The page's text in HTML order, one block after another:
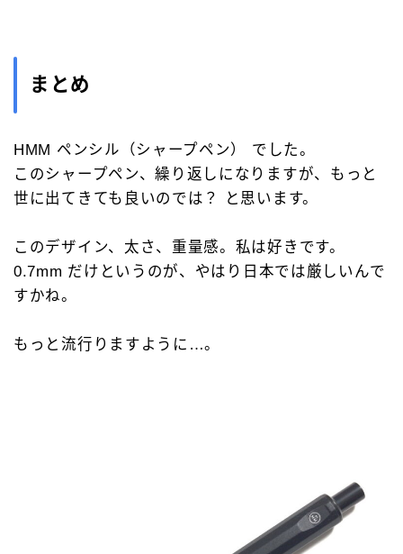
まとめ
HMM ペンシル（シャープペン） でした。
このシャープペン、繰り返しになりますが、もっと
世に出てきても良いのでは？ と思います。
このデザイン、太さ、重量感。私は好きです。
0.7mm だけというのが、やはり日本では厳しいんで
すかね。
もっと流行りますように…。